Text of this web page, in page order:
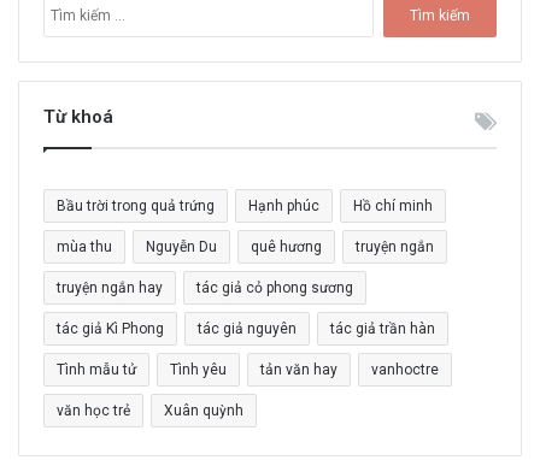
m
k
c
h
o
:
Từ khoá
Bầu trời trong quả trứng Hạnh phúc Hồ chí minh
mùa thu Nguyễn Du quê hương truyện ngắn
truyện ngắn hay tác giả cỏ phong sương
tác giả Kì Phong tác giả nguyên tác giả trần hàn
Tình mẫu tử Tình yêu tản văn hay vanhoctre
văn học trẻ Xuân quỳnh